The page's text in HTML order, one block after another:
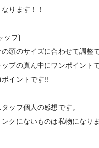
なります！！
ップ]
の頭のサイズに合わせて調整
ップの真ん中にワンポイント
ポイントです!!
ッフ個人の感想です。
クにないものは私物になり